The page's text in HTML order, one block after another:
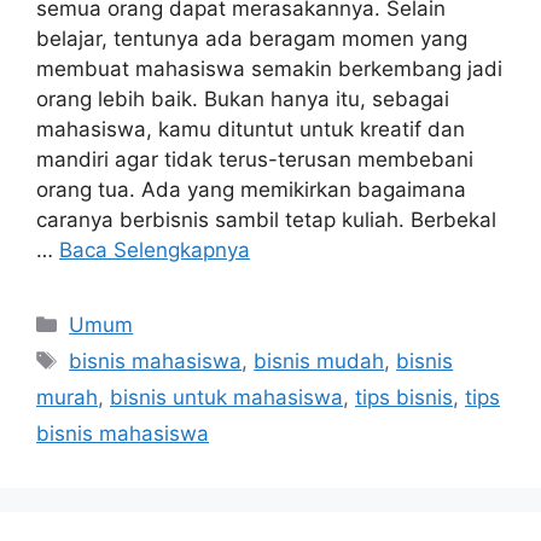
semua orang dapat merasakannya. Selain
belajar, tentunya ada beragam momen yang
membuat mahasiswa semakin berkembang jadi
orang lebih baik. Bukan hanya itu, sebagai
mahasiswa, kamu dituntut untuk kreatif dan
mandiri agar tidak terus-terusan membebani
orang tua. Ada yang memikirkan bagaimana
caranya berbisnis sambil tetap kuliah. Berbekal
… Baca Selengkapnya
Umum
bisnis mahasiswa, bisnis mudah, bisnis
murah, bisnis untuk mahasiswa, tips bisnis, tips
bisnis mahasiswa